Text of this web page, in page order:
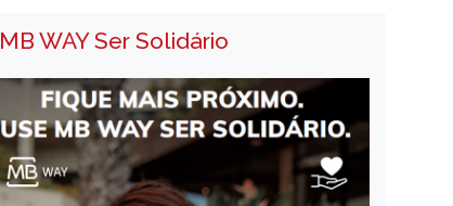
MB WAY Ser Solidário